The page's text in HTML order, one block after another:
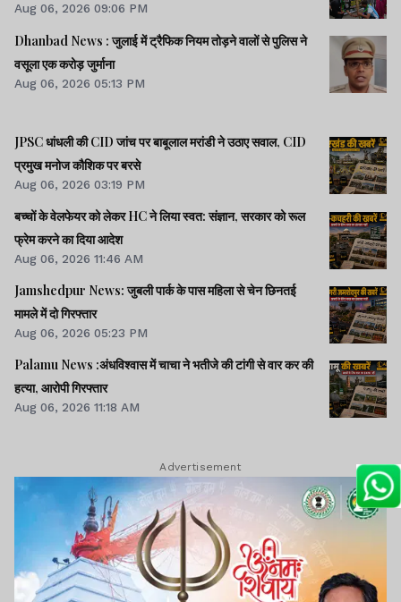
Aug 06, 2026 09:06 PM
Dhanbad News : जुलाई में ट्रैफिक नियम तोड़ने वालों से पुलिस ने
वसूला एक करोड़ जुर्माना
Aug 06, 2026 05:13 PM
JPSC धांधली की CID जांच पर बाबूलाल मरांडी ने उठाए सवाल, CID
प्रमुख मनोज कौशिक पर बरसे
Aug 06, 2026 03:19 PM
बच्चों के वेलफेयर को लेकर HC ने लिया स्वत: संज्ञान, सरकार को रूल
फ्रेम करने का दिया आदेश
Aug 06, 2026 11:46 AM
Jamshedpur News: जुबली पार्क के पास महिला से चेन छिनतई
मामले में दो गिरफ्तार
Aug 06, 2026 05:23 PM
Palamu News :अंधविश्वास में चाचा ने भतीजे की टांगी से वार कर की
हत्या, आरोपी गिरफ्तार
Aug 06, 2026 11:18 AM
Advertisement